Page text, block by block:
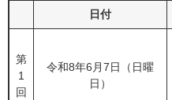
日付
第
1
回
令和8年6月7日（日曜
日）